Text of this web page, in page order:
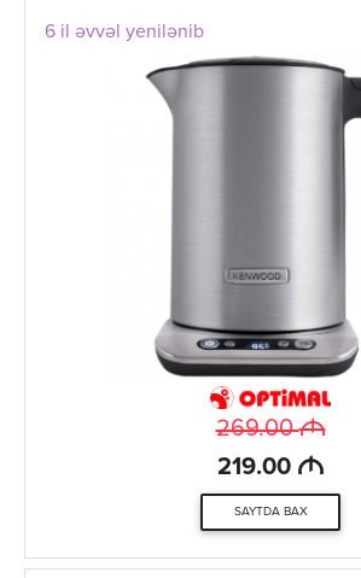
6 il əvvəl yenilənib
269.00M
219.00 M
SAYTDA BAX